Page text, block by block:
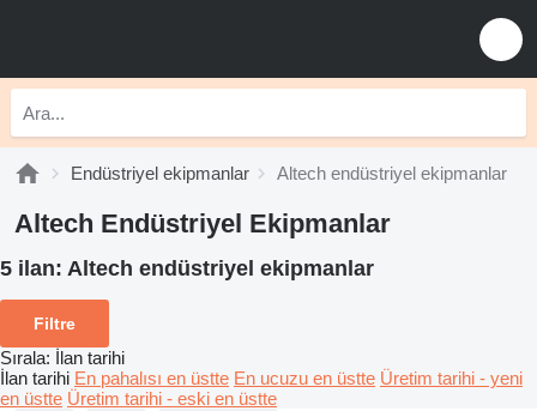
Endüstriyel ekipmanlar Altech endüstriyel ekipmanlar
Altech Endüstriyel Ekipmanlar
5 ilan: Altech endüstriyel ekipmanlar
Filtre
Sırala: İlan tarihi
İlan tarihi En pahalısı en üstte En ucuzu en üstte Üretim tarihi - yeni
en üstte Üretim tarihi - eski en üstte